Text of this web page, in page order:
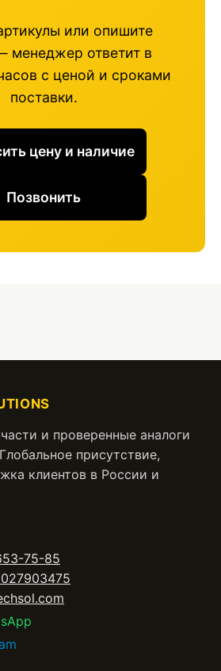
или опишите
менеджер ответит в
с ценой и сроками
поставки.
цену и наличие
Позвонить
и проверенные аналоги
присутствие,
клиентов в России и
75-85